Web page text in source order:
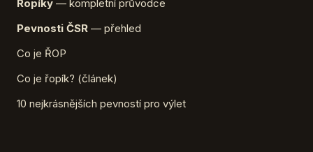
Řopíky — kompletní průvodce
Pevnosti ČSR — přehled
Co je ŘOP
Co je řopík? (článek)
10 nejkrásnějších pevností pro výlet